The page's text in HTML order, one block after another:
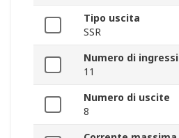
Tipo uscita
SSR
Numero di ingressi
11
Numero di uscite
8